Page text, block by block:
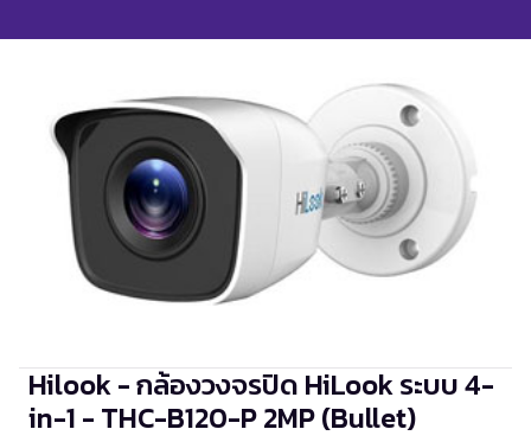
Hilook - กล้องวงจรปิด HiLook ระบบ 4-
in-1 - THC-B120-P2MP (Bullet)